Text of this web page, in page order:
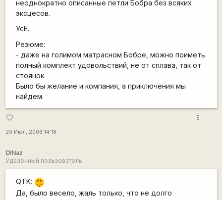
неоднократно описанные петли Бобра без всяких
эксцесов.
УсЁ.
Резюме:
- даже на голимом матрасном Бобре, можно поиметь
полный комплект удовольствий, не от сплава, так от
стоянок.
Было бы желание и компания, а приключения мы
найдем.
favorite_border
20 Июл, 2006 14:18
more_vert
DINaz
Удалённый пользователь
QTK:
|-)
_)
Да, было весело, жаль только, что не долго